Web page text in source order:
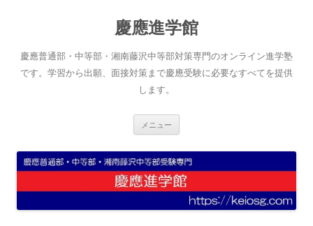
へ
ス
キ
慶應進学館
慶應普通部・中等部・湘南藤沢中等部対策専門のオンライン進学塾
です。学習から出願、面接対策まで慶應受験に必要なすべてを提供
します。
メニュー